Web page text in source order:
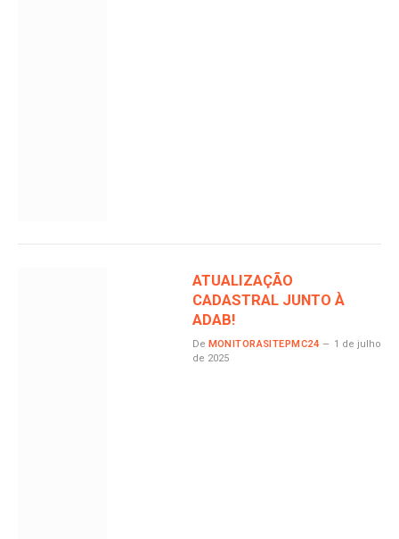
ATUALIZAÇÃO
CADASTRAL JUNTO À
ADAB!
De MONITORASITEPMC24
1 de julho
de 2025